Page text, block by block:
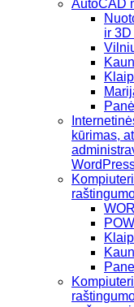
AutoCAD
ir
kūrimas,